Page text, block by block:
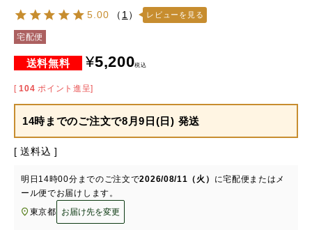
5.00 （ 1 ） レビューを見る
宅配便
¥5,200税込
[ 104 ポイント進呈]
14時までのご注文で8月9日(日) 発送
送料込
明日 14時00分 までのご注文で2026/08/11（火） に宅配便またはメ
ール便でお届けします。
東京都
お届け先を変更